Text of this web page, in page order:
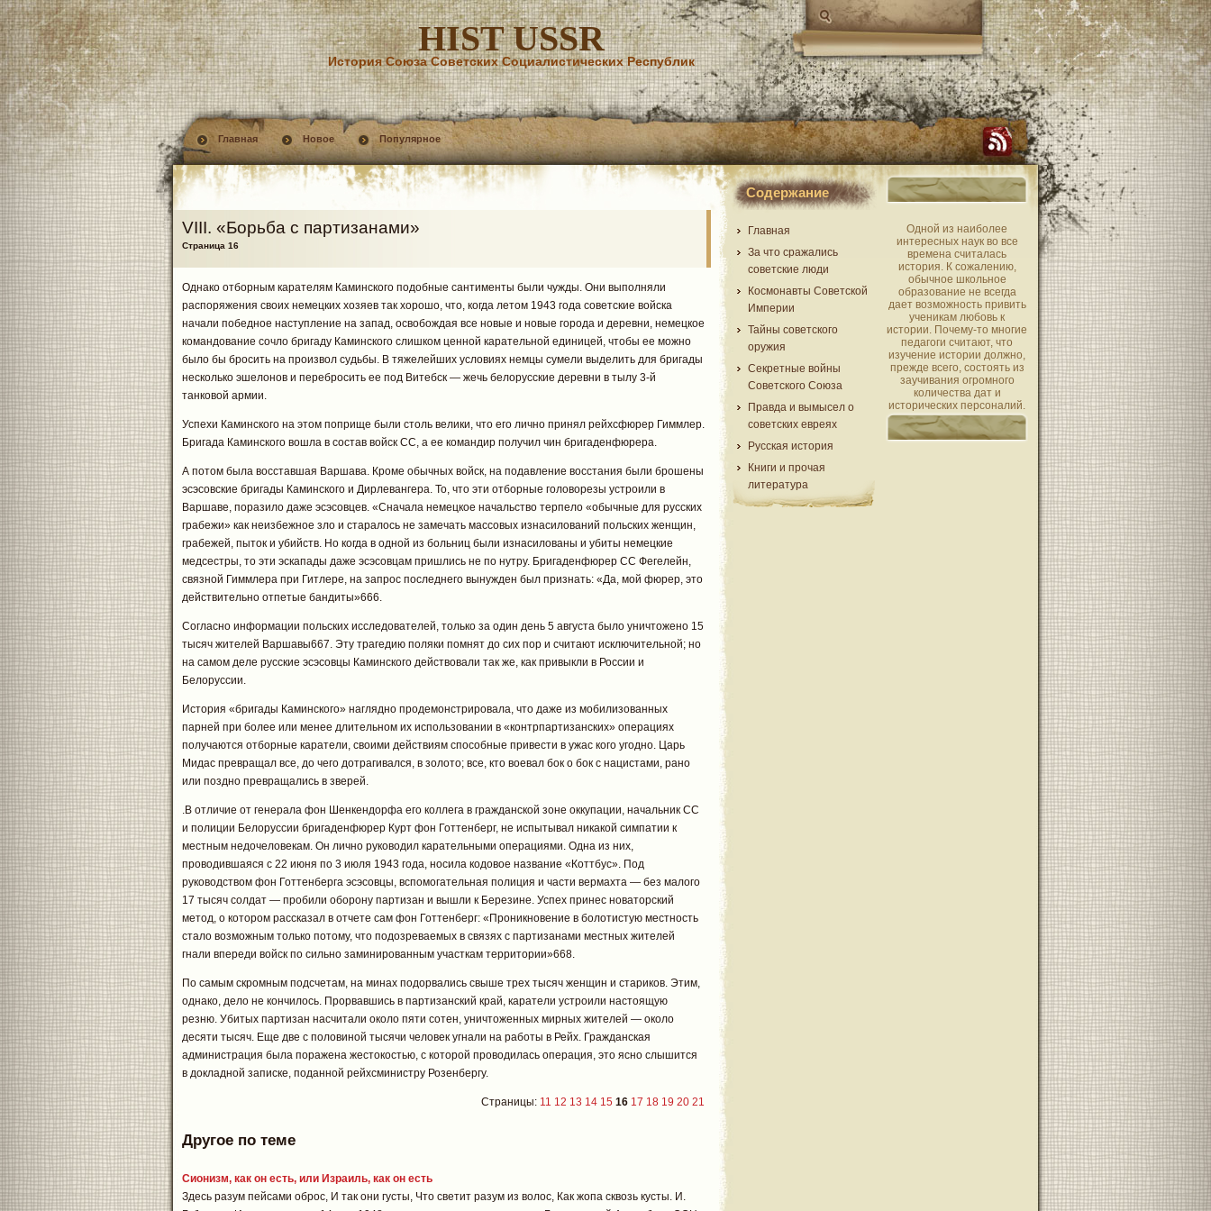
HIST USSR
История Союза Советских Социалистических Республик
Главная Новое Популярное
VIII. «Борьба с партизанами»
Страница 16
Однако отборным карателям Каминского подобные сантименты были чужды. Они выполняли
распоряжения своих немецких хозяев так хорошо, что, когда летом 1943 года советские войска
начали победное наступление на запад, освобождая все новые и новые города и деревни, немецкое
командование сочло бригаду Каминского слишком ценной карательной единицей, чтобы ее можно
было бы бросить на произвол судьбы. В тяжелейших условиях немцы сумели выделить для бригады
несколько эшелонов и перебросить ее под Витебск — жечь белорусские деревни в тылу 3-й
танковой армии.
Успехи Каминского на этом поприще были столь велики, что его лично принял рейхсфюрер Гиммлер.
Бригада Каминского вошла в состав войск СС, а ее командир получил чин бригаденфюрера.
А потом была восставшая Варшава. Кроме обычных войск, на подавление восстания были брошены
эсэсовские бригады Каминского и Дирлевангера. То, что эти отборные головорезы устроили в
Варшаве, поразило даже эсэсовцев. «Сначала немецкое начальство терпело «обычные для русских
грабежи» как неизбежное зло и старалось не замечать массовых изнасилований польских женщин,
грабежей, пыток и убийств. Но когда в одной из больниц были изнасилованы и убиты немецкие
медсестры, то эти эскапады даже эсэсовцам пришлись не по нутру. Бригаденфюрер СС Фегелейн,
связной Гиммлера при Гитлере, на запрос последнего вынужден был признать: «Да, мой фюрер, это
действительно отпетые бандиты»666.
Согласно информации польских исследователей, только за один день 5 августа было уничтожено 15
тысяч жителей Варшавы667. Эту трагедию поляки помнят до сих пор и считают исключительной; но
на самом деле русские эсэсовцы Каминского действовали так же, как привыкли в России и
Белоруссии.
История «бригады Каминского» наглядно продемонстрировала, что даже из мобилизованных
парней при более или менее длительном их использовании в «контрпартизанских» операциях
получаются отборные каратели, своими действиям способные привести в ужас кого угодно. Царь
Мидас превращал все, до чего дотрагивался, в золото; все, кто воевал бок о бок с нацистами, рано
или поздно превращались в зверей.
.В отличие от генерала фон Шенкендорфа его коллега в гражданской зоне оккупации, начальник СС
и полиции Белоруссии бригаденфюрер Курт фон Готтенберг, не испытывал никакой симпатии к
местным недочеловекам. Он лично руководил карательными операциями. Одна из них,
проводившаяся с 22 июня по 3 июля 1943 года, носила кодовое название «Коттбус». Под
руководством фон Готтенберга эсэсовцы, вспомогательная полиция и части вермахта — без малого
17 тысяч солдат — пробили оборону партизан и вышли к Березине. Успех принес новаторский
метод, о котором рассказал в отчете сам фон Готтенберг: «Проникновение в болотистую местность
стало возможным только потому, что подозреваемых в связях с партизанами местных жителей
гнали впереди войск по сильно заминированным участкам территории»668.
По самым скромным подсчетам, на минах подорвались свыше трех тысяч женщин и стариков. Этим,
однако, дело не кончилось. Прорвавшись в партизанский край, каратели устроили настоящую
резню. Убитых партизан насчитали около пяти сотен, уничтоженных мирных жителей — около
десяти тысяч. Еще две с половиной тысячи человек угнали на работы в Рейх. Гражданская
администрация была поражена жестокостью, с которой проводилась операция, это ясно слышится
в докладной записке, поданной рейхсминистру Розенбергу.
Страницы: 11 12 13 14 15 16 17 18 19 20 21
Другое по теме
Сионизм, как он есть, или Израиль, как он есть
Здесь разум пейсами оброс, И так они густы, Что светит разум из волос, Как жопа сквозь кусты. И.
Содержание
Главная
За что сражались
советские люди
Космонавты Советской
Империи
Тайны советского
оружия
Секретные войны
Советского Союза
Правда и вымысел о
советских евреях
Русская история
Книги и прочая
литература
Одной из наиболее
интересных наук во все
времена считалась
история. К сожалению,
обычное школьное
образование не всегда
дает возможность привить
ученикам любовь к
истории. Почему-то многие
педагоги считают, что
изучение истории должно,
прежде всего, состоять из
заучивания огромного
количества дат и
исторических персоналий.